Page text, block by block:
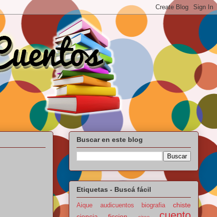
Buscar en este blog
Etiquetas - Buscá fácil
Aique audicuentos biografia
chiste